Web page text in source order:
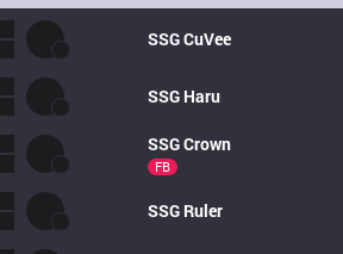
SSGCuVee
SSG Haru
SSGCrown
FB
SSG Ruler